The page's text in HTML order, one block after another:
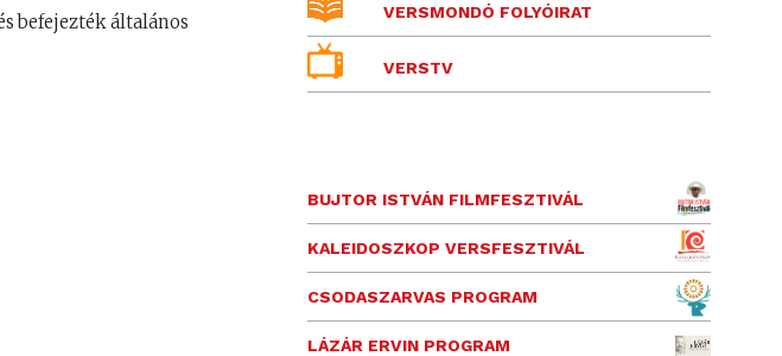
befejezték általános
VERSMONDÓ FOLYÓIRAT
VERSTV
BUJTOR ISTVÁN FILMFESZTIVÁL
KALEIDOSZKOP VERSFESZTIVÁL
CSODASZARVAS PROGRAM
LÁZÁR ERVIN PROGRAM